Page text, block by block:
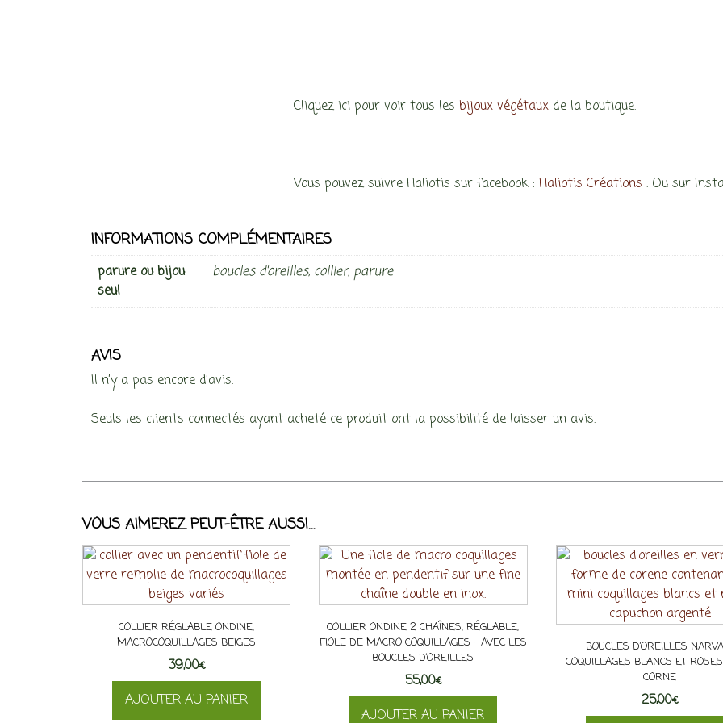
Cliquez ici pour voir tous les bijoux végétaux de la boutique.
Vous pouvez suivre Haliotis sur facebook :Haliotis Créations . Ou sur
INFORMATIONS COMPLÉMENTAIRES
parure ou bijou
seul
boucles d'oreilles, collier, parure
AVIS
Il n’y a pas encore d’avis.
Seuls les clients connectés ayant acheté ce produit ont la possibilité de laisser un avis.
VOUS AIMEREZ PEUT-ÊTRE AUSSI…
COLLIER RÉGLABLE ONDINE,
MACROCOQUILLAGES BEIGES
39,00€
AJOUTER AU PANIER
COLLIER ONDINE 2 CHAÎNES, RÉGLABLE,
FIOLE DE MACRO COQUILLAGES – AVEC LES
BOUCLES D’OREILLES
55,00€
AJOUTER AU PANIER
BOUCLES D’OREILLES
COQUILLAGES BLANCS ET
CORNE
25,00€